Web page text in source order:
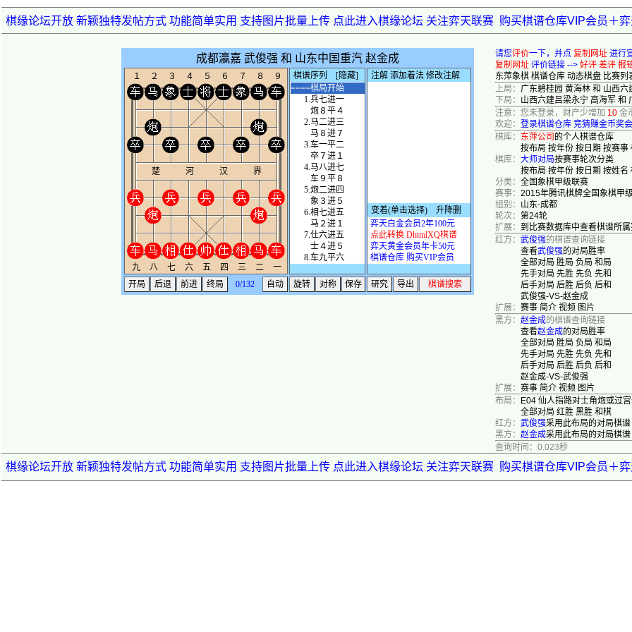
棋缘论坛开放 新颖独特发帖方式 功能简单实用 支持图片批量上传 点此进入棋缘论坛 关注弈天联赛 购买棋谱仓库VIP会员＋
请您评价一下，并点 复制网址 进行
复制网址 评价链接 --> 好评 差评 报
东萍象棋 棋谱仓库 动态棋盘 比赛列
上局： 广东碧桂园 黄海林 和 山西六
下局： 山西六建吕梁永宁 高海军 和
注意：您未登录，财产少增加 10 金
欢迎： 登录棋谱仓库 竞猜赚金币奖
棋库： 东萍公司 的个人棋谱仓库
按布局 按年份 按日期 按赛事
棋库： 大师对局按赛事轮次分类
按布局 按年份 按日期 按姓名
分类： 全国象棋甲级联赛
赛事： 2015年腾讯棋牌全国象棋甲
组别： 山东-成都
轮次： 第24轮
扩展： 到比赛数据库中查看棋谱所
红方： 武俊强 的棋谱查询链接
查看武俊强的对局胜率
全部对局 胜局 负局 和局
先手对局 先胜 先负 先和
后手对局 后胜 后负 后和
武俊强-VS-赵金成
扩展： 赛事 简介 视频 图片
黑方： 赵金成的棋谱查询链接
查看赵金成的对局胜率
全部对局 胜局 负局 和局
先手对局 先胜 先负 先和
后手对局 后胜 后负 后和
赵金成-VS-武俊强
扩展： 赛事 简介 视频 图片
布局：
E04 仙人指路对士角炮或过
全部对局 红胜 黑胜 和棋
红方： 武俊强采用此布局的对局棋谱
黑方： 赵金成采用此布局的对局棋谱
查询时间：0.023秒
棋缘论坛开放 新颖独特发帖方式 功能简单实用 支持图片批量上传 点此进入棋缘论坛 关注弈天联赛 购买棋谱仓库VIP会员＋